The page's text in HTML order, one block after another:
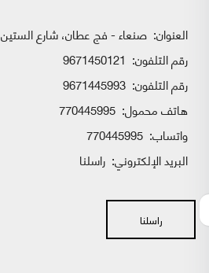
العنوان: صنعاء - فج عطان، شارع الستين
رقم التلفون: 9671450121
رقم التلفون: 9671445993
هاتف محمول: 770445995
واتساب:
البريد الإلكتروني: راسلنا
راسلنا